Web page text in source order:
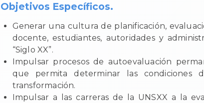
Objetivos Específicos.
Generar una cultura de planificación,
docente, estudiantes, autoridades y
“Siglo XX”.
Impulsar procesos de autoevaluación
que permita determinar las condiciones
transformación.
Impulsar a las carreras de la UNSXX a la